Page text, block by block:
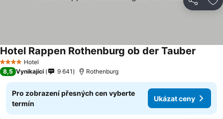
Sdílet
4 Počet hvězdiček
Hotel
Hotel Rappen Rothenburg ob der Tauber
8,5 Vynikající 9 641 Rothenburg
Pro zobrazení přesných cen vyberte
termín
Ukázat ceny